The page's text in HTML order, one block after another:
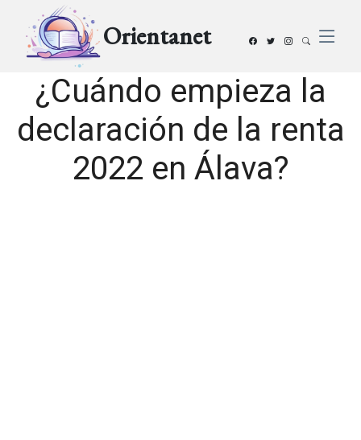
Orientanet
¿Cuándo empieza la
declaración de la renta
2022 en Álava?